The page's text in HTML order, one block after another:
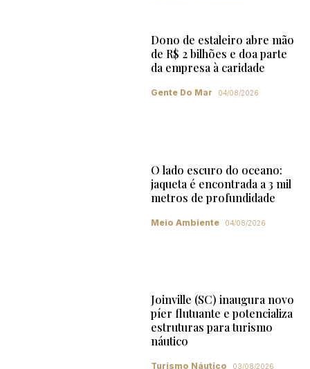
Dono de estaleiro abre mão
de R$ 2 bilhões e doa parte
da empresa à caridade
Gente Do Mar 04/08/2026
O lado escuro do oceano:
jaqueta é encontrada a 3 mil
metros de profundidade
Meio Ambiente 04/08/2026
Joinville (SC) inaugura novo
píer flutuante e potencializa
estruturas para turismo
náutico
Turismo Náutico 03/08/2026